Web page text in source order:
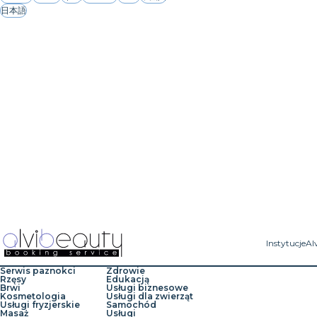
日本語
Instytucje
Serwis paznokci
Rzęsy
Brwi
Kosmetologia
Usługi fryzjerskie
Masaż
Zdrowie
Edukacją
Usługi biznesowe
Usługi dla zwierząt
Samochód
Usługi